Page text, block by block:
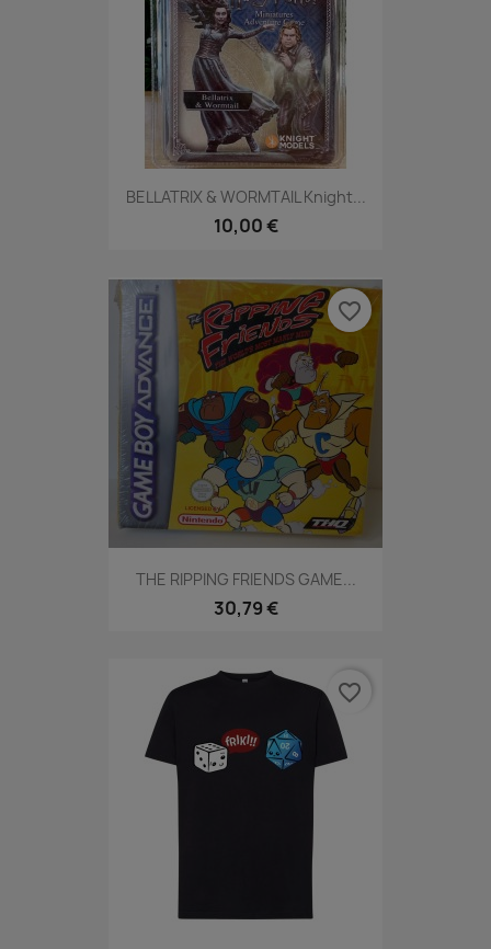
BELLATRIX & WORMTAIL Knight...
10,00 €
THE RIPPING FRIENDS GAME...
30,79 €
favorite_border
favorite_border